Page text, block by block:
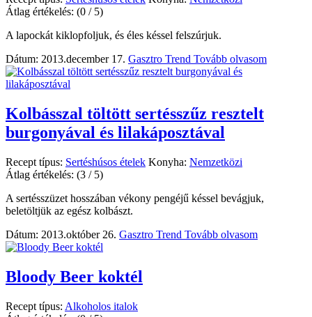
Átlag értékelés: (0 / 5)
A lapockát kiklopfoljuk, és éles késsel felszúrjuk.
Dátum: 2013.december 17. Gasztro Trend Tovább olvasom
Kolbásszal töltött sertésszűz resztelt
burgonyával és lilakáposztával
Recept típus: Sertéshúsos ételek Konyha: Nemzetközi
Átlag értékelés: (3 / 5)
A sertésszüzet hosszában vékony pengéjű késsel bevágjuk,
beletöltjük az egész kolbászt.
Dátum: 2013.október 26. Gasztro Trend Tovább olvasom
Bloody Beer koktél
Recept típus: Alkoholos italok